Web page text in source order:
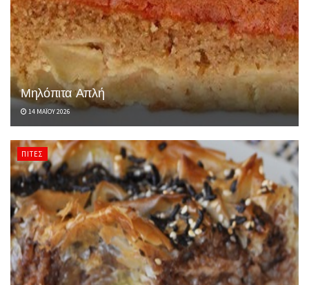
Μηλόπιτα Απλή
14 ΜΑΪ́ΟΥ 2026
ΠΊΤΕΣ